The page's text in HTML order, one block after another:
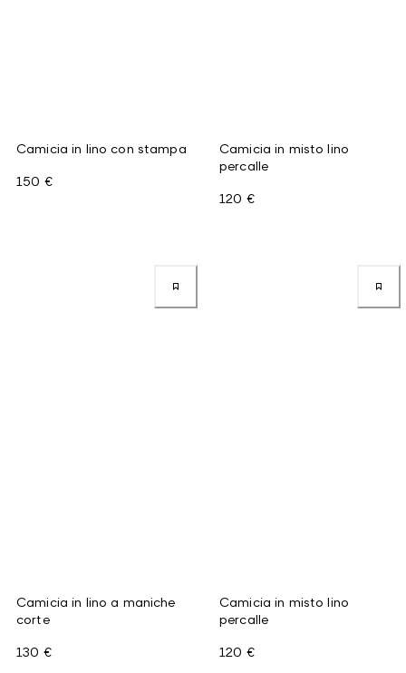
Camicia in lino con stampa
150 €
Camicia in misto lino
percalle
120 €
Camicia in lino a maniche
corte
130 €
Camicia in misto lino
percalle
120 €